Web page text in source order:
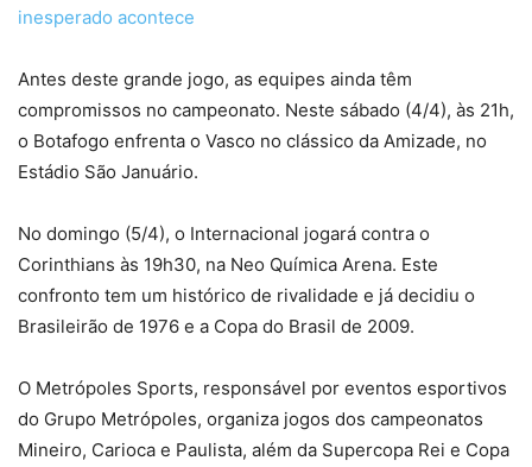
inesperado acontece
Antes deste grande jogo, as equipes ainda têm
compromissos no campeonato. Neste sábado (4/4), às 21h,
o Botafogo enfrenta o Vasco no clássico da Amizade, no
Estádio São Januário.
No domingo (5/4), o Internacional jogará contra o
Corinthians às 19h30, na Neo Química Arena. Este
confronto tem um histórico de rivalidade e já decidiu o
Brasileirão de 1976 e a Copa do Brasil de 2009.
O Metrópoles Sports, responsável por eventos esportivos
do Grupo Metrópoles, organiza jogos dos campeonatos
Mineiro, Carioca e Paulista, além da Supercopa Rei e Copa